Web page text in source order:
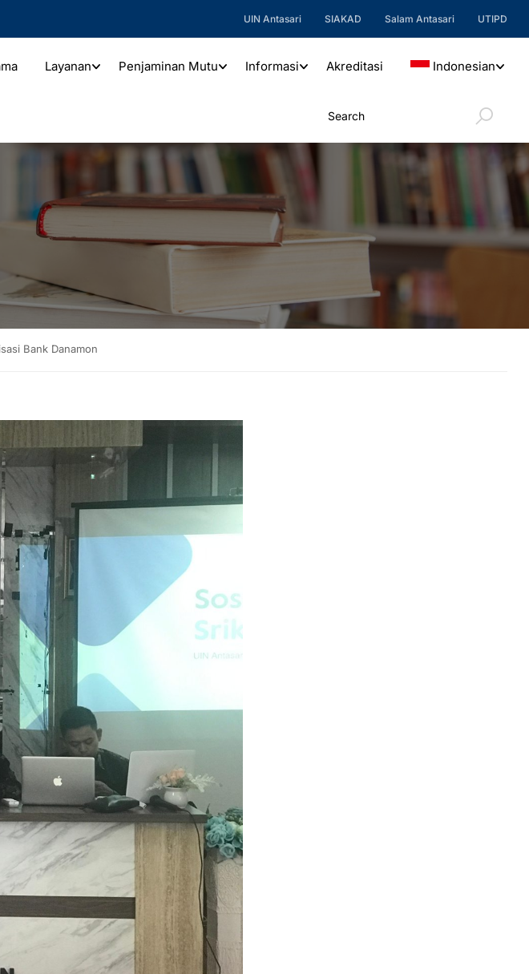
UIN Antasari SIAKAD Salam Antasari UTIPD
Layanan Penjaminan Mutu Informasi Akreditasi Indonesian
Bank Danamon